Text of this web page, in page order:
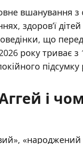
вшанування
здоров’ї дітей
що
року триває
і